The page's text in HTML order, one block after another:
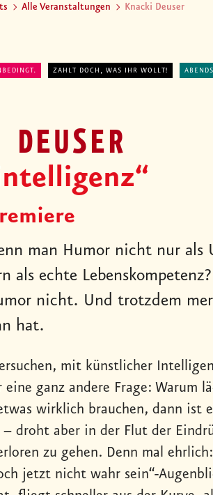
Alle Veranstaltungen Knacki Deuser
ZAHLT DOCH, WAS IHR WOLLT! ABENDS
man Humor nicht nur als
als echte
nicht. Und trotzdem
hat.
mit künstlicher
eine ganz andere Frage: Warum
wirklich brauchen, dann ist
droht aber in der Flut der
zu gehen. Denn mal
jetzt nicht wahr sein“-